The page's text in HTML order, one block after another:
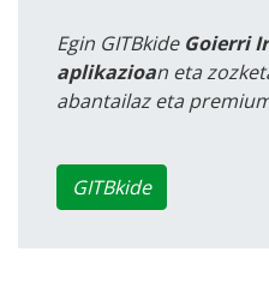
Egin GITBkide Goierri
aplikazioan eta
abantailaz eta
GITBkide